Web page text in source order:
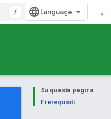
/
Su questa pagina
Prerequisiti